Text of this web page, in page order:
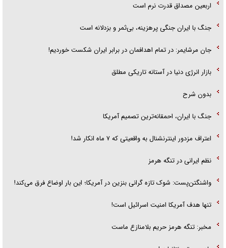
اربعین مصداق قدرت نرم است
جنگ با ایران جنگی پرهزینه، بی‌ثمر و بزدلانه است
جان مرشایمر: در تمام اهدافمان در برابر ایران شکست خوردیم!
بازار انرژی دنیا در آستانه تاریکی مطلق
بدون شرح
جنگ با ایران، احمقانه‌ترین تصمیم آمریکا
اعتراف مزدور اینترنشنال به واقعیتی که ۷ ماه انکار شد!
نظم ایرانی در تنگه هرمز
واشنگتن‌پست: شوک تازه گرانی بنزین در آمریکا؛ این بار اوضاع فرق می‌کند!
تنها هدف آمریکا امنیت اسرائیل است!
مخبر: تنگه هرمز حریم بلامنازع ماست